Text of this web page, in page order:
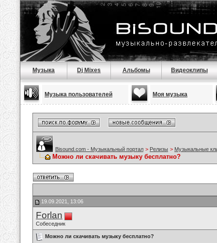
Музыка Dj Mixes Альбомы Видеоклипы
Музыка пользователей Моя музыка
Bisound.com - Музыкальный портал > Релизы > Музыкальные
Можно ли скачивать музыку бесплатно?
19.09.2021, 13:06
Forlan
Собеседник
Можно ли скачивать музыку бесплатно?